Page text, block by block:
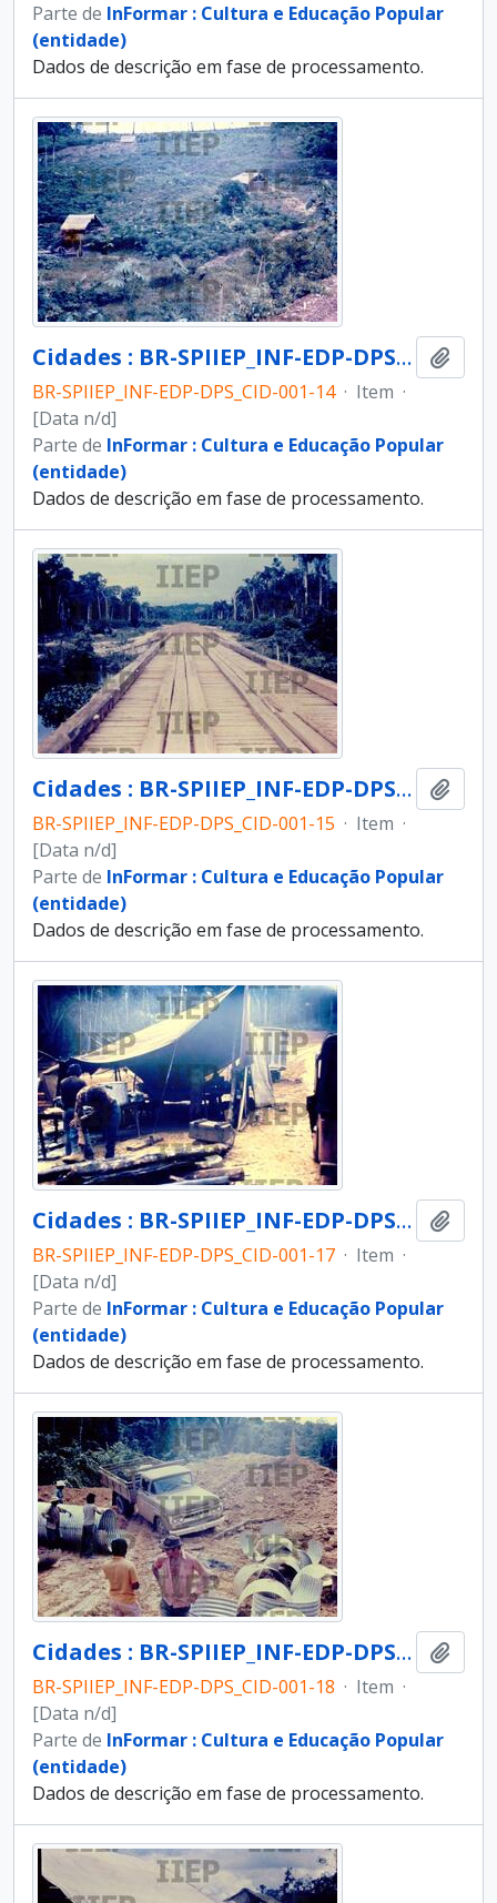
Parte de InFormar : Cultura e Educação Popular
(entidade)
Dados de descrição em fase de processamento.
Cidades : BR-SPIIEP_INF-EDP-DPS_CID-001-14 [diapositivo]
BR-SPIIEP_INF-EDP-DPS_CID-001-14 · Item ·
[Data n/d]
Parte de InFormar : Cultura e Educação Popular
(entidade)
Dados de descrição em fase de processamento.
Cidades : BR-SPIIEP_INF-EDP-DPS_CID-001-15 [diapositivo]
BR-SPIIEP_INF-EDP-DPS_CID-001-15 · Item ·
[Data n/d]
Parte de InFormar : Cultura e Educação Popular
(entidade)
Dados de descrição em fase de processamento.
Cidades : BR-SPIIEP_INF-EDP-DPS_CID-001-17 [diapositivo]
BR-SPIIEP_INF-EDP-DPS_CID-001-17 · Item ·
[Data n/d]
Parte de InFormar : Cultura e Educação Popular
(entidade)
Dados de descrição em fase de processamento.
Cidades : BR-SPIIEP_INF-EDP-DPS_CID-001-18 [diapositivo]
BR-SPIIEP_INF-EDP-DPS_CID-001-18 · Item ·
[Data n/d]
Parte de InFormar : Cultura e Educação Popular
(entidade)
Dados de descrição em fase de processamento.